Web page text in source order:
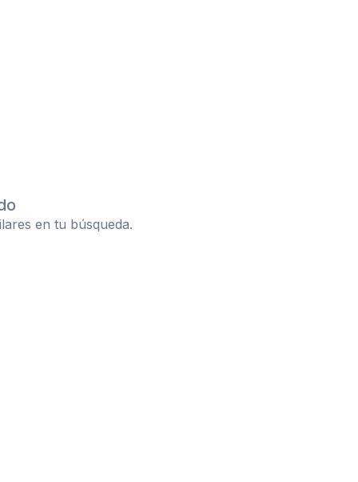
en tu búsqueda.